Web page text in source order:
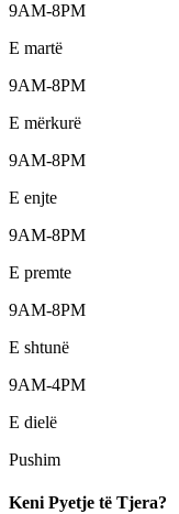
9AM-8PM
E martë
9AM-8PM
E mërkurë
9AM-8PM
E enjte
9AM-8PM
E premte
9AM-8PM
E shtunë
9AM-4PM
E dielë
Pushim
Keni Pyetje të Tjera?